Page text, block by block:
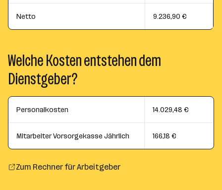
Netto 9.236,90 €
Welche Kosten entstehen dem
Dienstgeber?
Personalkosten 14.029,48 €
Mitarbeiter Vorsorgekasse Jährlich 166,18 €
Zum Rechner für Arbeitgeber